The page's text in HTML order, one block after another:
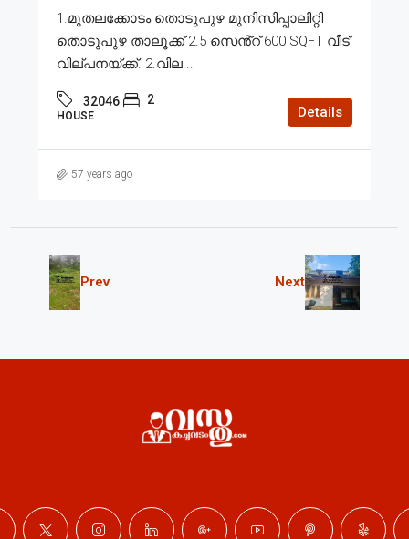
1.മുതലക്കോടം തൊടുപുഴ മുനിസിപ്പാലിറ്റി
തൊടുപുഴ താലൂക്ക് 2.5 സെൻ്റ് 600 SQFT വീട്
വില്പനയ്ക്ക്. 2.വില...
32046 2
HOUSE Details
57 years ago
Prev Next